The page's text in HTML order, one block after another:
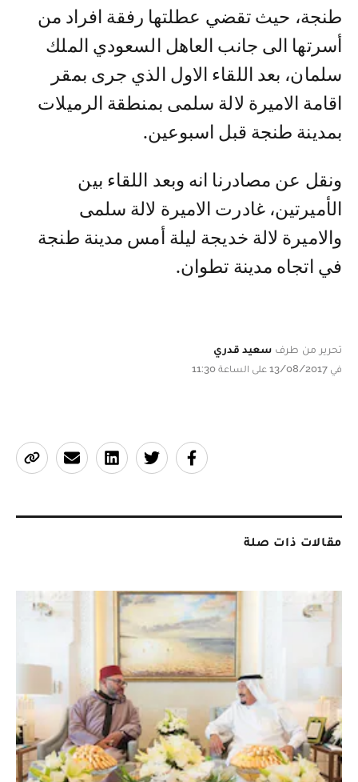
طنجة، حيث تقضي عطلتها رفقة افراد من
أسرتها الى جانب العاهل السعودي الملك
سلمان، بعد اللقاء الاول الذي جرى بمقر
اقامة الاميرة لالة سلمى بمنطقة الرميلات
بمدينة طنجة قبل اسبوعين.
ونقل عن مصادرنا انه وبعد اللقاء بين
الأميرتين، غادرت الاميرة لالة سلمى
والاميرة لالة خديجة ليلة أمس مدينة طنجة
في اتجاه مدينة تطوان.
تحرير من طرف سعيد قدري
في 13/08/2017 على الساعة 11:30
مقالات ذات صلة